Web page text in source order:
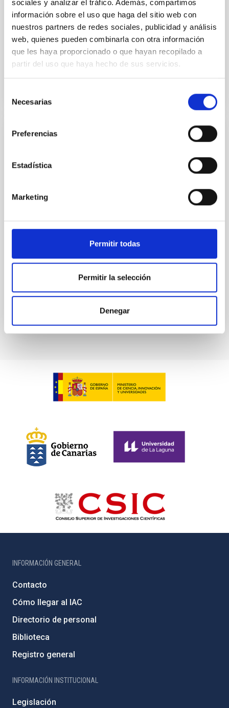
sociales y analizar el tráfico. Además, compartimos
información sobre el uso que haga del sitio web con
nuestros partners de redes sociales, publicidad y análisis
web, quienes pueden combinarla con otra información
que les haya proporcionado o que hayan recopilado a
partir del uso que haya hecho de sus servicios.
Necesarias
Preferencias
Estadística
Marketing
Permitir todas
Permitir la selección
Denegar
Astrofísica de Canarias
-
19/06/2026
Anteriores
SITIO WEB DE LA 23A REUNIÓN MULTIDARK
CONGRESO
Nos complace anunciar la conferencia internacional
celebrará del 10 al 14 de agosto cerca de la histórica
ciudad de Tordesillas, en Castilla, España. Esta
Fecha
10/08/2026-14/08/2026
WEBSITE OF THE MEETING
INFORMACIÓN GENERAL
Contacto
Cómo llegar al IAC
Directorio de personal
Biblioteca
Registro general
INFORMACIÓN INSTITUCIONAL
Legislación